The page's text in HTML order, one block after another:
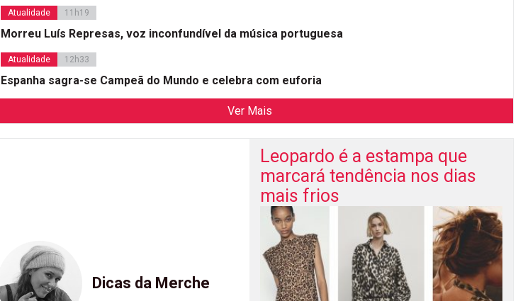
Atualidade 11h19
Morreu Luís Represas, voz inconfundível da música portuguesa
Atualidade 12h33
Espanha sagra-se Campeã do Mundo e celebra com euforia
Ver Mais
Dicas da Merche
Leopardo é a estampa que
marcará tendência nos dias
mais frios